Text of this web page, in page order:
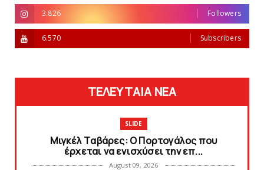
3.826 Followers
6.570 Subscribers
ΤΕΛΕΥΤΑΙΑ ΝΕΑ
SLIDE
Mιγκέλ Tαβάρες: O Πορτογάλος που
έρχεται να ενισχύσει την επ...
August 09, 2026